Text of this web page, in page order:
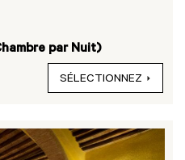
par Nuit)
SÉLECTIONNEZ